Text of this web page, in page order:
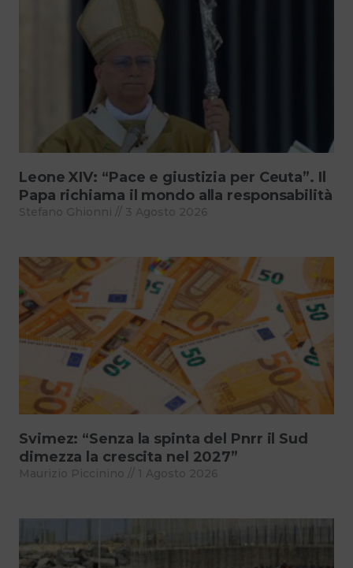
Leone XIV: “Pace e giustizia per Ceuta”. Il
Papa richiama il mondo alla responsabilità
Stefano Ghionni 3 Agosto 2026
Svimez: “Senza la spinta del Pnrr il Sud
dimezza la crescita nel 2027”
Maurizio Piccinino 1 Agosto 2026